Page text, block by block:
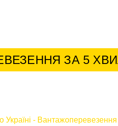
ЗА 5
- Вантажоперевезення